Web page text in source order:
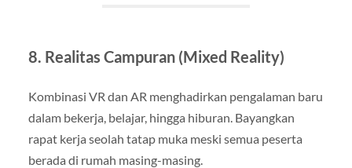
8. Realitas Campuran (Mixed Reality)
Kombinasi VR dan AR menghadirkan pengalaman baru
dalam bekerja, belajar, hingga hiburan. Bayangkan
rapat kerja seolah tatap muka meski semua peserta
berada di rumah masing-masing.